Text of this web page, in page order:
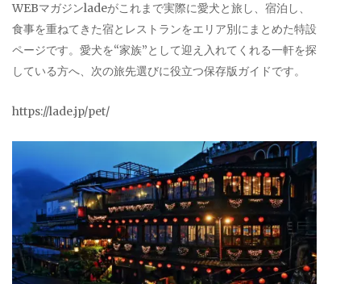
WEBマガジンladeがこれまで実際に愛犬と旅し、宿泊し、
食事を重ねてきた宿とレストランをエリア別にまとめた特設
ページです。愛犬を“家族”として迎え入れてくれる一軒を探
している方へ、次の旅先選びに役立つ保存版ガイドです。
https://lade.jp/pet/